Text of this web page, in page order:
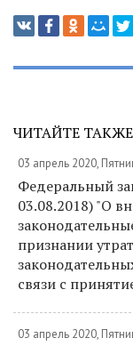
ЧИТАЙТЕ
03 апрель 2020,
Федеральный
03.08.2018) "О
признании
связи с
03 апрель 2020,